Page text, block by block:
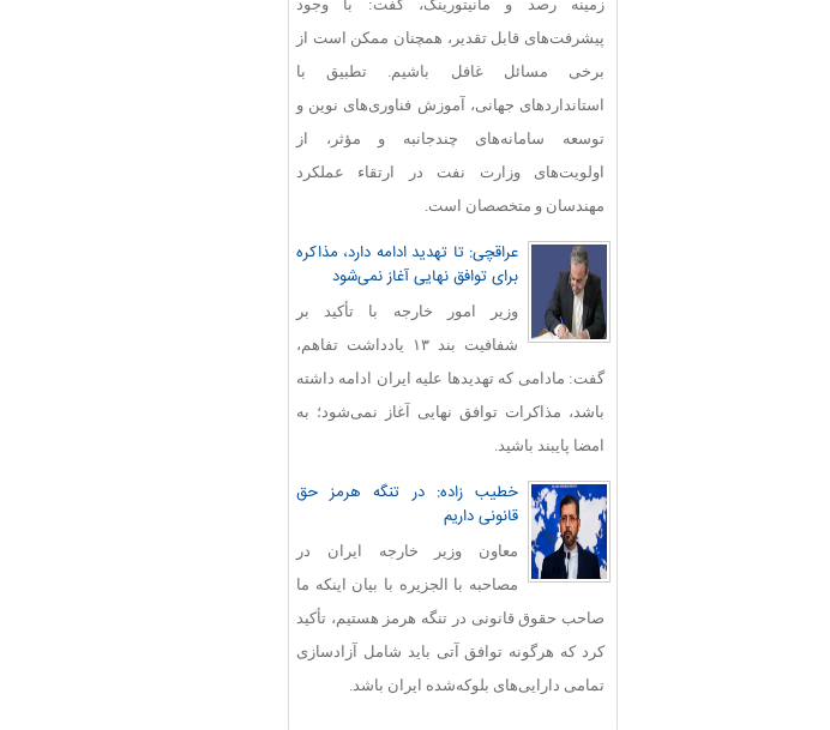
زمینه رصد و مانیتورینگ، گفت: با وجود
پیشرفت‌های قابل‌ تقدیر، همچنان ممکن است از
برخی مسائل غافل باشیم. تطبیق با
استانداردهای جهانی، آموزش فناوری‌های نوین و
توسعه سامانه‌های چندجانبه و مؤثر، از
اولویت‌های وزارت نفت در ارتقاء عملکرد
مهندسان و متخصصان است.
عراقچی: تا تهدید ادامه دارد، مذاکره
برای توافق نهایی آغاز نمی‌شود
وزیر امور خارجه با تأکید بر
شفافیت بند ۱۳ یادداشت تفاهم،
گفت: مادامی که تهدیدها علیه ایران ادامه داشته
باشد، مذاکرات توافق نهایی آغاز نمی‌شود؛ به
امضا پایبند باشید.
خطیب زاده: در تنگه هرمز حق
قانونی داریم
معاون وزیر خارجه ایران در
مصاحبه با الجزیره با بیان اینکه ما
صاحب حقوق قانونی در تنگه هرمز هستیم، تأکید
کرد که هرگونه توافق آتی باید شامل آزادسازی
تمامی دارایی‌های بلوکه‌شده ایران باشد.